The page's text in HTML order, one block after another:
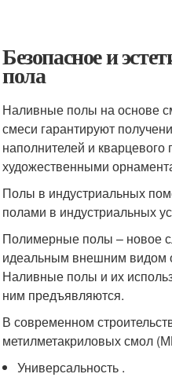
Безопасное и
пола
Наливные полы на основе
смеси гарантируют
наполнителей и
художественными
Полы в индустриальных
полами в индустриальных
Полимерные полы – новое
идеальным внешним видом
Наливные полы и их
ним предъявляются.
В современном
метилметакриловых смол
Универсальность .